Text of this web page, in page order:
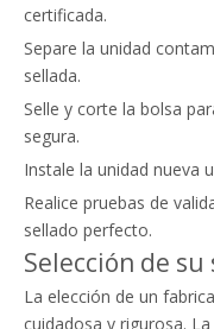
certificada.
Separe la unidad
sellada.
Selle y corte la bolsa
segura.
Instale la unidad nueva
Realice pruebas de
sellado perfecto.
Selección de
La elección de un
cuidadosa y rigurosa.